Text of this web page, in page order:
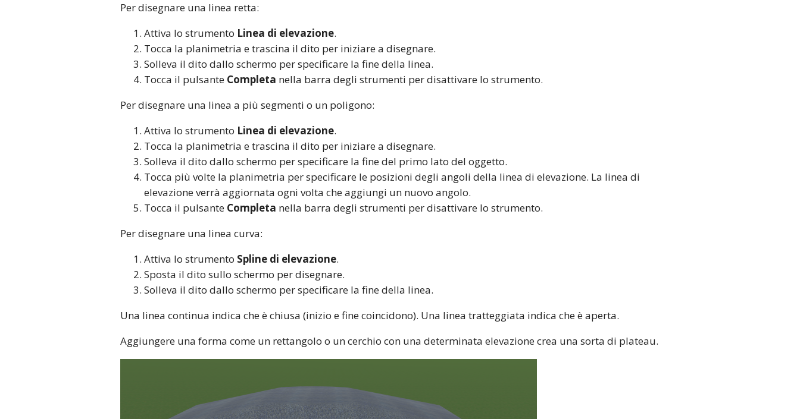
Per disegnare una linea retta:
Attiva lo strumento Linea di elevazione.
Tocca la planimetria e trascina il dito per iniziare a disegnare.
Solleva il dito dallo schermo per specificare la fine della linea.
Tocca il pulsante Completa nella barra degli strumenti per disattivare lo strumento.
Per disegnare una linea a più segmenti o un poligono:
Attiva lo strumento Linea di elevazione.
Tocca la planimetria e trascina il dito per iniziare a disegnare.
Solleva il dito dallo schermo per specificare la fine del primo lato del oggetto.
Tocca più volte la planimetria per specificare le posizioni degli angoli della linea di elevazione. La linea di
elevazione verrà aggiornata ogni volta che aggiungi un nuovo angolo.
Tocca il pulsante Completa nella barra degli strumenti per disattivare lo strumento.
Per disegnare una linea curva:
Attiva lo strumento Spline di elevazione.
Sposta il dito sullo schermo per disegnare.
Solleva il dito dallo schermo per specificare la fine della linea.
Una linea continua indica che è chiusa (inizio e fine coincidono). Una linea tratteggiata indica che è aperta.
Aggiungere una forma come un rettangolo o un cerchio con una determinata elevazione crea una sorta di plateau.